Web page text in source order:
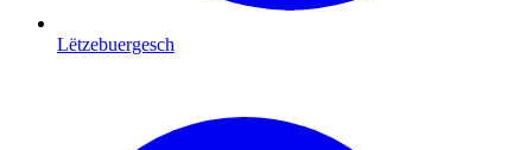
Lëtzebuergesch